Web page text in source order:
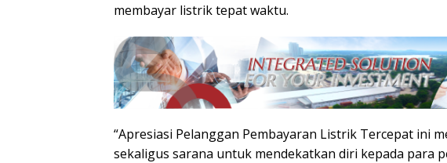
membayar listrik tepat waktu.
“Apresiasi Pelanggan Pembayaran Listrik Tercepat ini
sekaligus sarana untuk mendekatkan diri kepada para